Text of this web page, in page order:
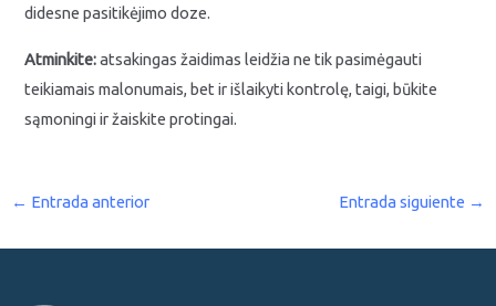
didesne pasitikėjimo doze.
Atminkite:atsakingas žaidimas leidžia ne tik pasimėgauti
teikiamais malonumais, bet ir išlaikyti kontrolę, taigi, būkite
sąmoningi ir žaiskite protingai.
← Entrada anterior Entrada siguiente →